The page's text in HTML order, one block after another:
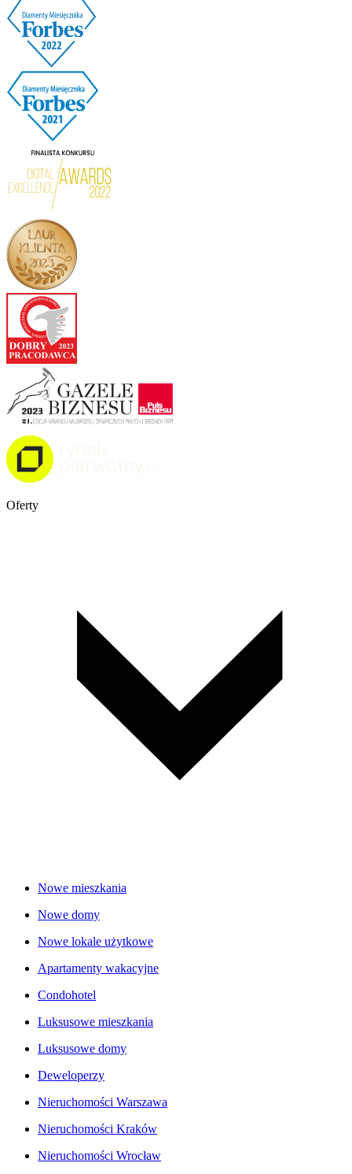
Oferty
Nowe mieszkania
Nowe domy
Nowe lokale użytkowe
Apartamenty wakacyjne
Condohotel
Luksusowe mieszkania
Luksusowe domy
Deweloperzy
Nieruchomości Warszawa
Nieruchomości Kraków
Nieruchomości Wrocław